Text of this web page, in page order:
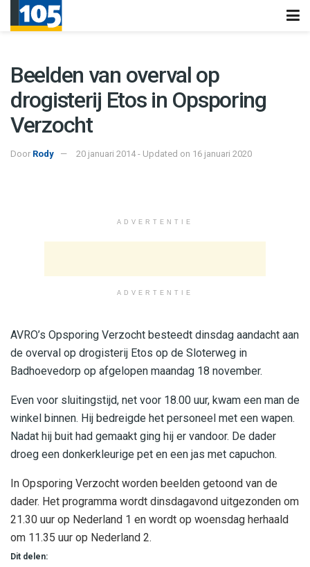
Beelden van overval op
drogisterij Etos in Opsporing
Verzocht
Door Rody 20 januari 2014 - Updated on 16 januari 2020
ADVERTENTIE
ADVERTENTIE
AVRO’s Opsporing Verzocht besteedt dinsdag aandacht aan
de overval op drogisterij Etos op de Sloterweg in
Badhoevedorp op afgelopen maandag 18 november.
Even voor sluitingstijd, net voor 18.00 uur, kwam een man de
winkel binnen. Hij bedreigde het personeel met een wapen.
Nadat hij buit had gemaakt ging hij er vandoor. De dader
droeg een donkerkleurige pet en een jas met capuchon.
In Opsporing Verzocht worden beelden getoond van de
dader. Het programma wordt dinsdagavond uitgezonden om
21.30 uur op Nederland 1 en wordt op woensdag herhaald
om 11.35 uur op Nederland 2.
Dit delen: